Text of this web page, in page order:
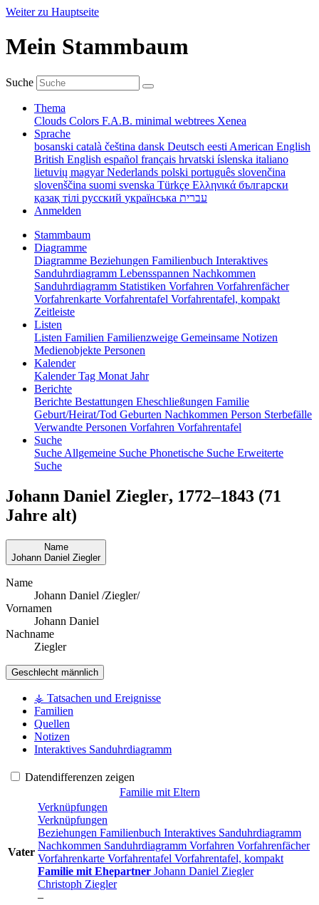
Weiter zu Hauptseite
Mein Stammbaum
Suche
Thema
Clouds Colors F.A.B. minimal webtrees Xenea
Sprache
bosanski català čeština dansk Deutsch eesti American English
British English español français hrvatski íslenska italiano
lietuvių magyarNederlands polski português slovenčina
slovenščina suomi svenska Türkçe Ελληνικά български
қазақ тілі русский українська עברית
Anmelden
Stammbaum
Diagramme
Diagramme Beziehungen Familienbuch Interaktives
Sanduhrdiagramm Lebensspannen Nachkommen
Sanduhrdiagramm Statistiken Vorfahren Vorfahrenfächer
Vorfahrenkarte Vorfahrentafel Vorfahrentafel, kompakt
Zeitleiste
Listen
Listen Familien Familienzweige Gemeinsame Notizen
Medienobjekte Personen
Kalender
KalenderTag Monat Jahr
Berichte
Berichte Bestattungen Eheschließungen Familie
Geburt/Heirat/Tod Geburten Nachkommen Person Sterbefälle
Verwandte Personen Vorfahren Vorfahrentafel
Suche
Suche Allgemeine Suche Phonetische Suche Erweiterte
Suche
Johann Daniel Ziegler, 1772–1843 (71
Jahre alt)
Name
Johann Daniel Ziegler
Name
Johann Daniel /Ziegler/
Vornamen
Johann Daniel
Nachname
Ziegler
Geschlecht männlich
⚶ Tatsachen und Ereignisse
Familien
Quellen
Notizen
Interaktives Sanduhrdiagramm
Datendifferenzen zeigen
Familie mit Eltern
Vater
Verknüpfungen
Verknüpfungen
Beziehungen Familienbuch Interaktives Sanduhrdiagramm
Nachkommen Sanduhrdiagramm Vorfahren Vorfahrenfächer
Vorfahrenkarte Vorfahrentafel Vorfahrentafel, kompakt
Familie mit Ehepartner Johann Daniel Ziegler
Christoph Ziegler
–